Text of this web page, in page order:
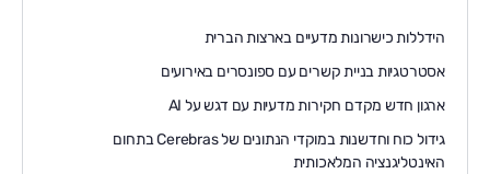
הידללות כישרונות מדעיים בארצות הברית
אסטרטגיות בניית קשרים עם ספונסרים באירועים
ארגון חדש מקדם חקירות מדעיות עם דגש על AI
גידול כוח וחדשנות במוקדי הנתונים של Cerebras בתחום
האינטליגנציה המלאכותית